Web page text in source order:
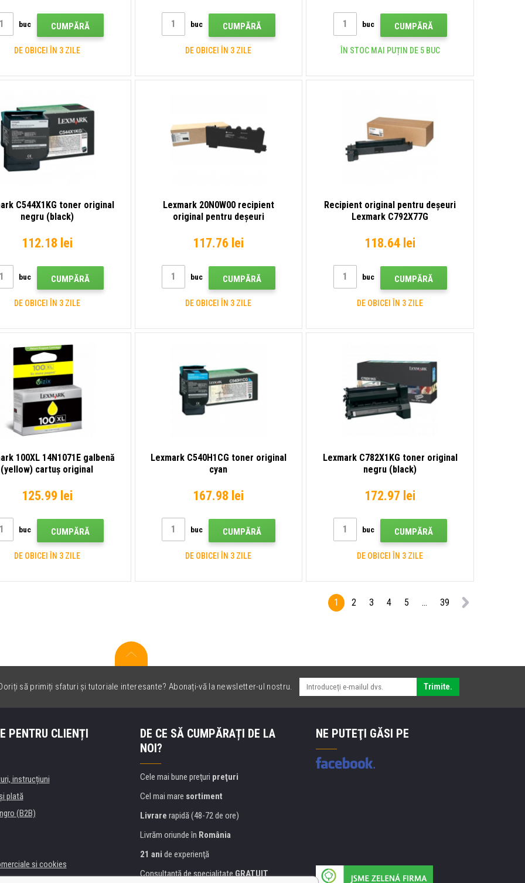
buc CUMPĂRĂ
DE OBICEI ÎN 3 ZILE
buc CUMPĂRĂ
DE OBICEI ÎN 3 ZILE
buc CUMPĂRĂ
ÎN STOC MAI PUȚIN DE 5 BUC
C544X1KG toner original
negru (black)
112.18 lei
buc CUMPĂRĂ
DE OBICEI ÎN 3 ZILE
Lexmark 20N0W00 recipient
original pentru deșeuri
117.76 lei
buc CUMPĂRĂ
DE OBICEI ÎN 3 ZILE
Recipient original pentru deșeuri
Lexmark C792X77G
118.64 lei
buc CUMPĂRĂ
DE OBICEI ÎN 3 ZILE
100XL 14N1071E galbenă
(yellow) cartuș original
125.99 lei
buc CUMPĂRĂ
DE OBICEI ÎN 3 ZILE
Lexmark C540H1CG toner original
cyan
167.98 lei
buc CUMPĂRĂ
DE OBICEI ÎN 3 ZILE
Lexmark C782X1KG toner original
negru (black)
172.97 lei
buc CUMPĂRĂ
DE OBICEI ÎN 3 ZILE
1 2 3 4 5 ... 39
să primiți sfaturi și tutoriale interesante? Abonați-vă la newsletter-ul nostru. Trimite.
PENTRU CLIENȚI
instrucțiuni
plată
(B2B)
si cookies
DE CE SĂ CUMPĂRAȚI DE LA
NOI?
Cele mai bune preţuri preţuri
Cel mai mare sortiment
Livrare rapidă (48-72 de ore)
Livrăm oriunde în România
21 ani de experienţă
Consultanţă de specialitateGRATUIT
NE PUTEŢI GĂSI PE